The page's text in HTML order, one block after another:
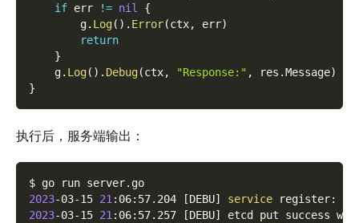
if err != nil
{
        g
. Log( ) . Error(ctx, err)
return
}
    g
. Log( ) . Debug(ctx, "Response:" , res .Message)
}
执行后，服务端输出：
$ go run server.go
2023-03-15 21 :06:57.204 [DEBU] service register:
2023-03-15 21 :06:57.257 [DEBU]
etcd put success